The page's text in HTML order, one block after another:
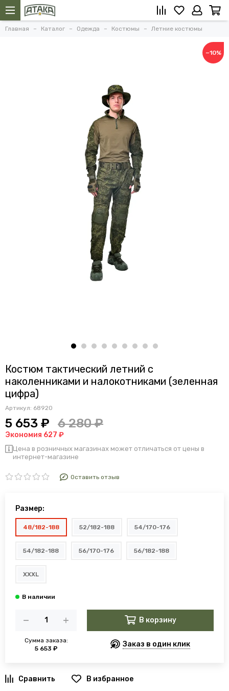
Главная Каталог Одежда Костюмы Летние костюмы
−10%
Костюм тактический летний с
наколенниками и налокотниками (зеленная
цифра)
Артикул: 68920
5 653 ₽ 6 280 ₽
Экономия 627 ₽
Цена в розничных магазинах может отличаться от цены в
интернет-магазине
Оставить отзыв
Размер:
48/182-188 52/182-188 54/170-176
54/182-188 56/170-176 56/182-188
XXXL
Сумма заказа:
5 653 ₽
В корзину
Заказ в один клик
В избранное